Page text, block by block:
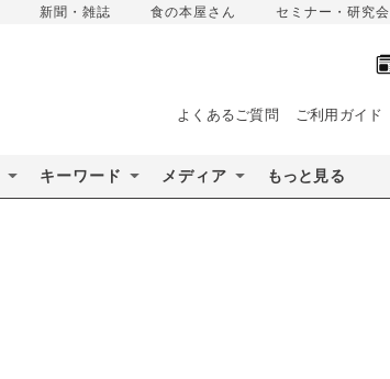
新聞・雑誌 食の本屋さん セミナー・研究会
よくあるご質問 ご利用ガイド
キーワード メディア もっと見る